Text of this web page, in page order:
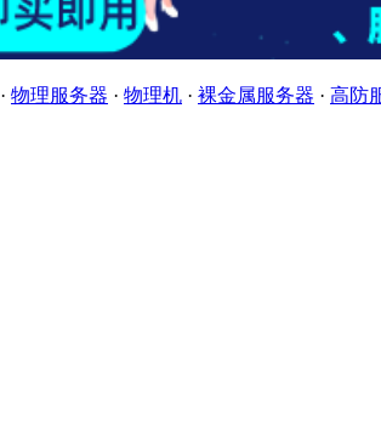
· 物理服务器 · 物理机 · 裸金属服务器 · 高防